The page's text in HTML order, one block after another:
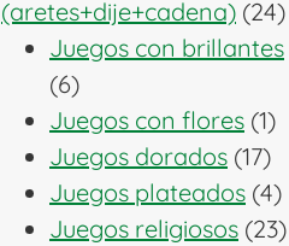
(aretes+dije+cadena) 2424
Juegos con brillantes
66
productos
Juegos con flores 11
Juegos dorados 1717
Juegos plateados 44
Juegos religiosos 2323